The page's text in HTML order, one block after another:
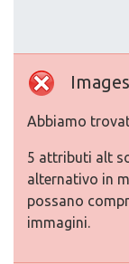
Images
Abbiamo
5 attributi alt
alternativo in
possano
immagini.